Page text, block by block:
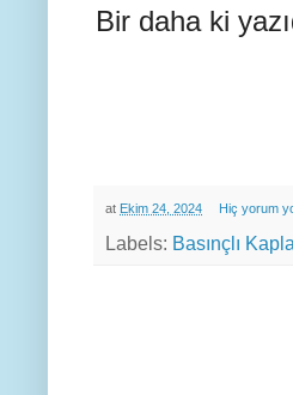
Bir daha ki
at Ekim 24, 2024 Hiç yorum
Labels: Basınçlı